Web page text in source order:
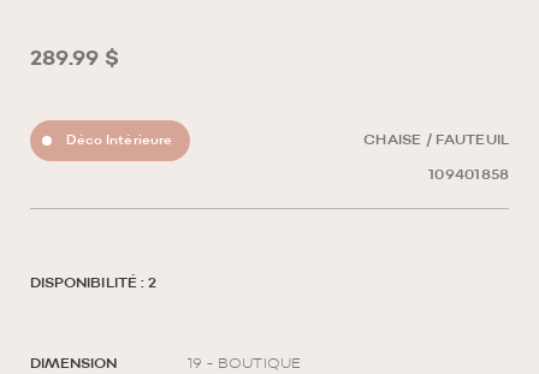
289.99 $
Déco Intérieure CHAISE / FAUTEUIL
109401858
DISPONIBILITÉ : 2
DIMENSION 19 - BOUTIQUE